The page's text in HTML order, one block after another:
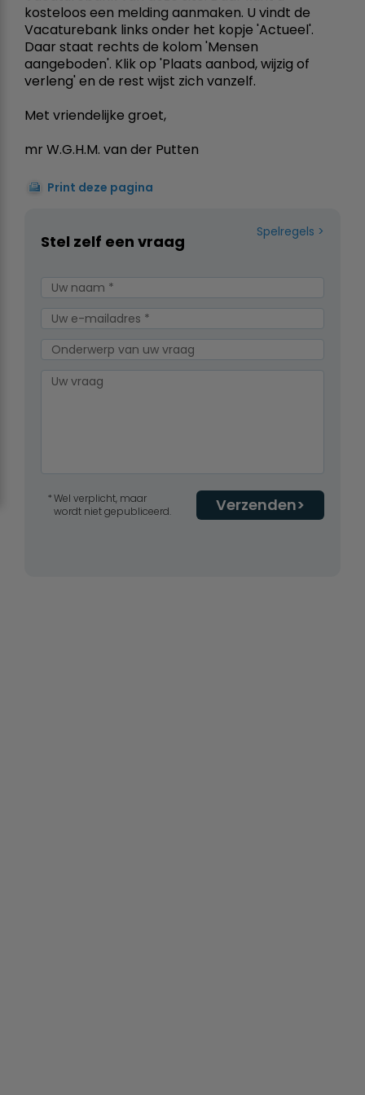
kosteloos een melding aanmaken. U vindt de
Vacaturebank links onder het kopje 'Actueel'.
Daar staat rechts de kolom 'Mensen
aangeboden'. Klik op 'Plaats aanbod, wijzig of
verleng' en de rest wijst zich vanzelf.
Met vriendelijke groet,
mr W.G.H.M. van der Putten
Print deze pagina
Spelregels
Stel zelf een vraag
Verzenden
Wel verplicht, maar
wordt niet gepubliceerd.